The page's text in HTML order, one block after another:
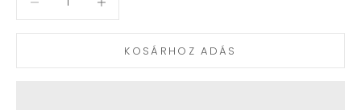
KOSÁRHOZ ADÁS